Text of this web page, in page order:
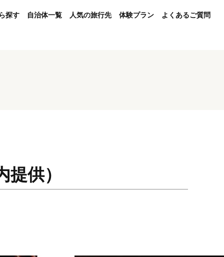
探す 自治体一覧 人気の旅行先 体験プラン よくあるご質問
供）